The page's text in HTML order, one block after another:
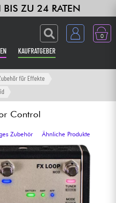
ZU 24 RATEN
0
KAUFRATGEBER
für Effekte
Control
Zubehör
Ähnliche Produkte